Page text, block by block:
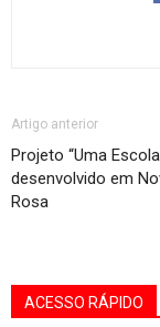
Artigo anterior
Projeto “Uma
desenvolvido em
Rosa
ACESSO RÁPIDO